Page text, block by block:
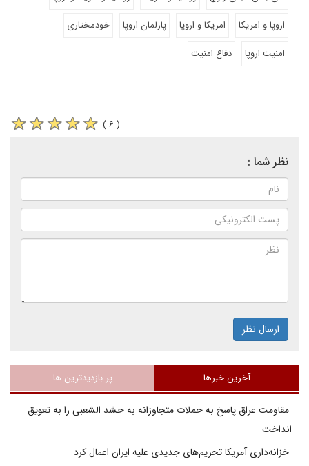
اروپا و امریکا
امریکا و اروپا پارلمان اروپا
خودمختاری
امنیت اروپا
دفاع امنیت
( ۶ )
نظر شما :
ارسال نظر
آخرین خبرها پر بازدیدترین ها
مقاومت عراق پاسخ به حملات متجاوزانه به حشد الشعبی را به تعویق
انداخت
خزانه‌داری آمریکا تحریم‌های جدیدی علیه ایران اعمال کرد